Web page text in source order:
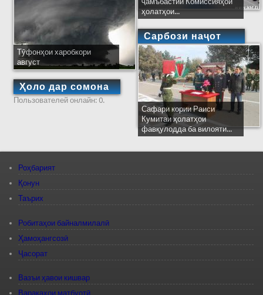
Тӯфонҳои харобкори
август
Ҳоло дар сомона
Пользователей онлайн: 0.
ҳолатҳои...
Сарбози наҷот
Сафари кории Раиси
Кумитаи ҳолатҳои
фавқулодда ба вилояти...
Роҳбарият
Қонун
Таърих
Робитаҳои байналмилалӣ
Ҳамоҳангсозӣ
Ҷасорат
Вазъи ҳавои кишвар
Варақаҳои матбуотӣ